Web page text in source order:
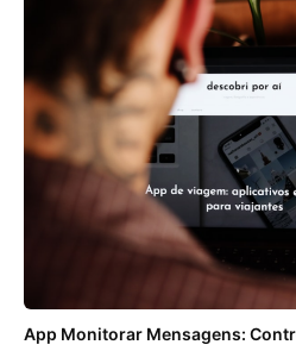
App Monitorar Mensagens: